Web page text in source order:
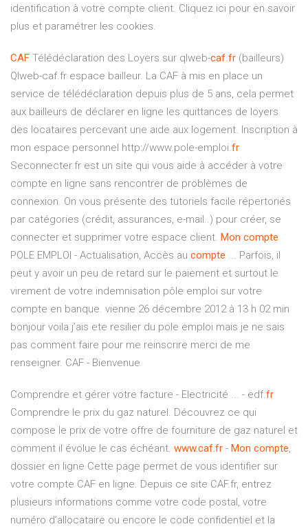
identification à votre compte client. Cliquez ici pour en savoir
plus et paramétrer les cookies.
CAF Télédéclaration des Loyers sur qlweb-caf.fr (bailleurs)
Qlweb-caf.fr espace bailleur. La CAF à mis en place un
service de télédéclaration depuis plus de 5 ans, cela permet
aux bailleurs de déclarer en ligne les quittances de loyers
des locataires percevant une aide aux logement. Inscription à
mon espace personnel http://www.pole-emploi.fr
Seconnecter.fr est un site qui vous aide à accéder à votre
compte en ligne sans rencontrer de problèmes de
connexion. On vous présente des tutoriels facile répertoriés
par catégories (crédit, assurances, e-mail..) pour créer, se
connecter et supprimer votre espace client. Mon compte
POLE EMPLOI - Actualisation, Accès au compte ... Parfois, il
peut y avoir un peu de retard sur le paiement et surtout le
virement de votre indemnisation pôle emploi sur votre
compte en banque. vienne 26 décembre 2012 à 13 h 02 min
bonjour voila j’ais ete resilier du pole emploi mais je ne sais
pas comment faire pour me reinscrire merci de me
renseigner. CAF - Bienvenue
Comprendre et gérer votre facture - Electricité ... - edf.fr
Comprendre le prix du gaz naturel. Découvrez ce qui
compose le prix de votre offre de fourniture de gaz naturel et
comment il évolue le cas échéant. www.caf.fr - Mon compte,
dossier en ligne Cette page permet de vous identifier sur
votre compte CAF en ligne. Depuis ce site CAF.fr, entrez
plusieurs informations comme votre code postal, votre
numéro d’allocataire ou encore le code confidentiel et la